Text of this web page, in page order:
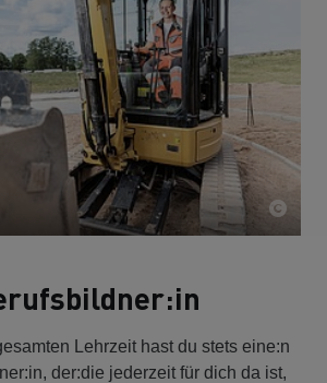
Lehrzeit hast du stets eine:n
der:die jederzeit für dich da ist,